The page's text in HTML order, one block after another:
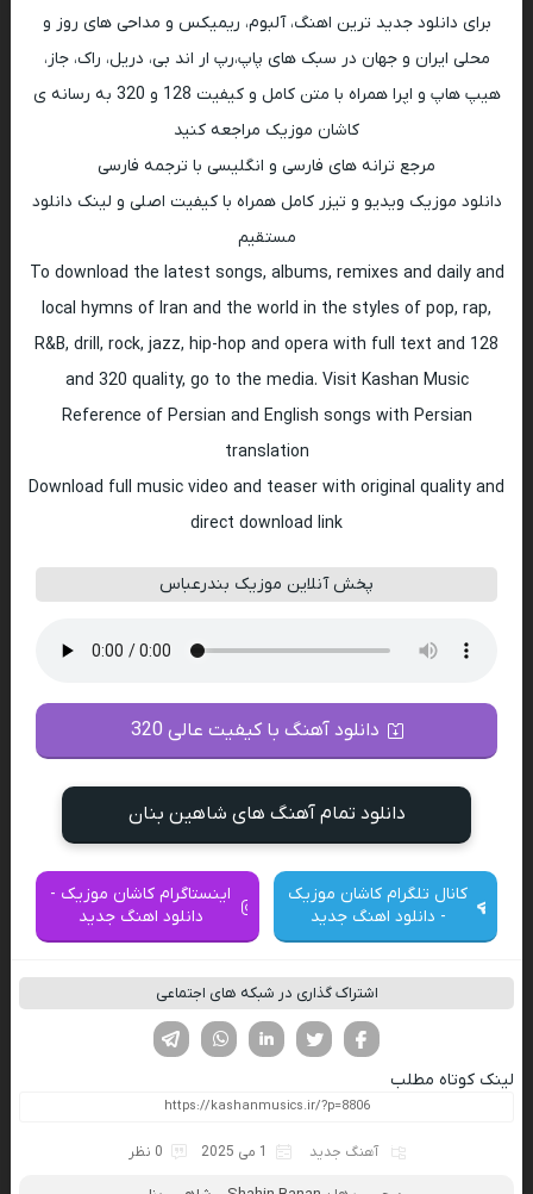
برای دانلود جدید ترین اهنگ، آلبوم، ریمیکس و مداحی های روز و
محلی ایران و جهان در سبک های پاپ،رپ ار اند بی، دریل، راک، جاز،
هیپ هاپ و اپرا همراه با متن کامل و کیفیت 128 و 320 به رسانه ی
کاشان موزیک مراجعه کنید
مرجع ترانه های فارسی و انگلیسی با ترجمه فارسی
دانلود موزیک ویدیو و تیزر کامل همراه با کیفیت اصلی و لینک دانلود
مستقیم
To download the latest songs, albums, remixes and daily and
local hymns of Iran and the world in the styles of pop, rap,
R&B, drill, rock, jazz, hip-hop and opera with full text and 128
and 320 quality, go to the media. Visit Kashan Music
Reference of Persian and English songs with Persian
translation
Download full music video and teaser with original quality and
direct download link
پخش آنلاین موزیک بندرعباس
دانلود آهنگ با کیفیت عالی 320
دانلود تمام آهنگ های شاهین بنان
کانال تلگرام کاشان موزیک
- دانلود اهنگ جدید
اینستاگرام کاشان موزیک -
دانلود اهنگ جدید
اشتراک گذاری در شبکه های اجتماعی
لینکدین تویتر
فیسوک
لینک کوتاه مطلب
آهنگ جدید 1 می 2025 0 نظر